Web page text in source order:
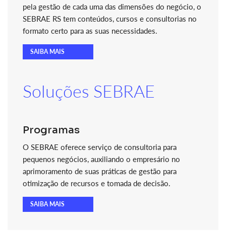
pela gestão de cada uma das dimensões do negócio, o
SEBRAE RS tem conteúdos, cursos e consultorias no
formato certo para as suas necessidades.
SAIBA MAIS
Soluções SEBRAE
Programas
O SEBRAE oferece serviço de consultoria para
pequenos negócios, auxiliando o empresário no
aprimoramento de suas práticas de gestão para
otimização de recursos e tomada de decisão.
SAIBA MAIS